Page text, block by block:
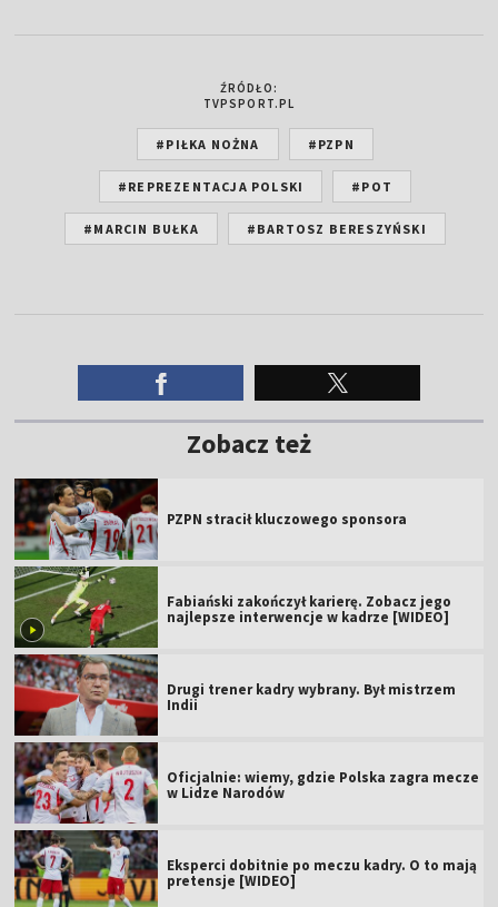
ŹRÓDŁO:
TVPSPORT.PL
#PIŁKA NOŻNA #PZPN
#REPREZENTACJA POLSKI #POT
#MARCIN BUŁKA #BARTOSZ BERESZYŃSKI
Zobacz też
PZPN stracił kluczowego sponsora
Fabiański zakończył karierę. Zobacz jego
najlepsze interwencje w kadrze [WIDEO]
Drugi trener kadry wybrany. Był mistrzem
Indii
Oficjalnie: wiemy, gdzie Polska zagra mecze
w Lidze Narodów
Eksperci dobitnie po meczu kadry. O to mają
pretensje [WIDEO]